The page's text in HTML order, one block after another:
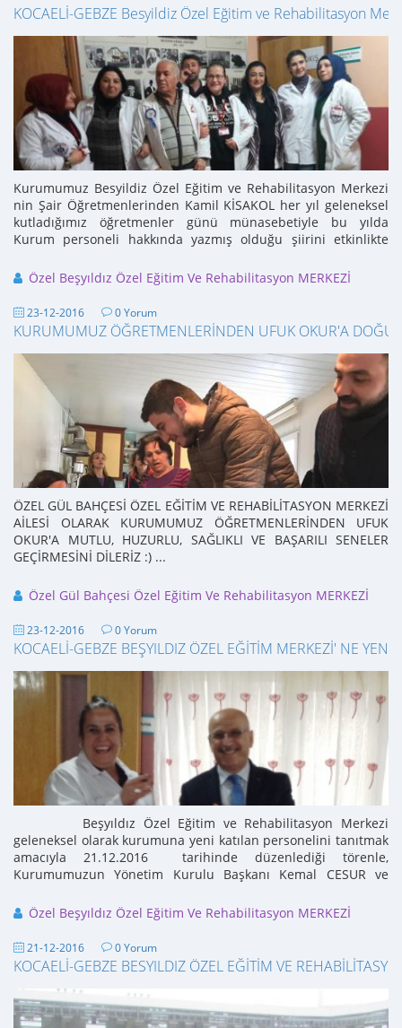
KOCAELİ-GEBZE Besyildiz Özel Eğitim ve Rehabilitasyon
Kurumumuz Besyildiz Özel Eğitim ve Rehabilitasyon Merkezi
nin Şair Öğretmenlerinden Kamil KİSAKOL her yıl geleneksel
kutladığımız öğretmenler günü münasebetiyle bu yılda
Kurum personeli hakkında yazmış olduğu şiirini etkinlikte
Özel Beşyıldız Özel Eğitim Ve Rehabilitasyon MERKEZİ
23-12-2016 0 Yorum
KURUMUMUZ ÖĞRETMENLERİNDEN UFUK OKUR'A
ÖZEL GÜL BAHÇESİ ÖZEL EĞİTİM VE REHABİLİTASYON MERKEZİ
AİLESİ OLARAK KURUMUMUZ ÖĞRETMENLERİNDEN UFUK
OKUR'A MUTLU, HUZURLU, SAĞLIKLI VE BAŞARILI SENELER
GEÇİRMESİNİ DİLERİZ :) ...
Özel Gül Bahçesi Özel Eğitim Ve Rehabilitasyon MERKEZİ
23-12-2016 0 Yorum
KOCAELİ-GEBZE BEŞYILDIZ ÖZEL EĞİTİM MERKEZİ' NE
Beşyıldız Özel Eğitim ve Rehabilitasyon Merkezi
geleneksel olarak kurumuna yeni katılan personelini tanıtmak
amacıyla 21.12.2016 tarihinde düzenlediği törenle,
Kurumumuzun Yönetim Kurulu Başkanı Kemal CESUR ve
Özel Beşyıldız Özel Eğitim Ve Rehabilitasyon MERKEZİ
21-12-2016 0 Yorum
KOCAELİ-GEBZE BESYILDIZ ÖZEL EĞİTİM VE